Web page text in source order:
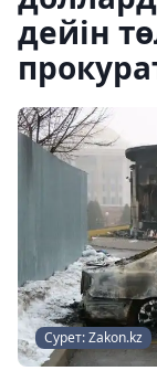
дейін
Сурет: Zakon.kz